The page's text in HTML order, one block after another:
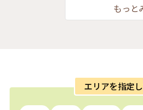
もっと
エリアを指定